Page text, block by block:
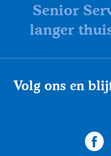
Senior
langer
Volg ons en